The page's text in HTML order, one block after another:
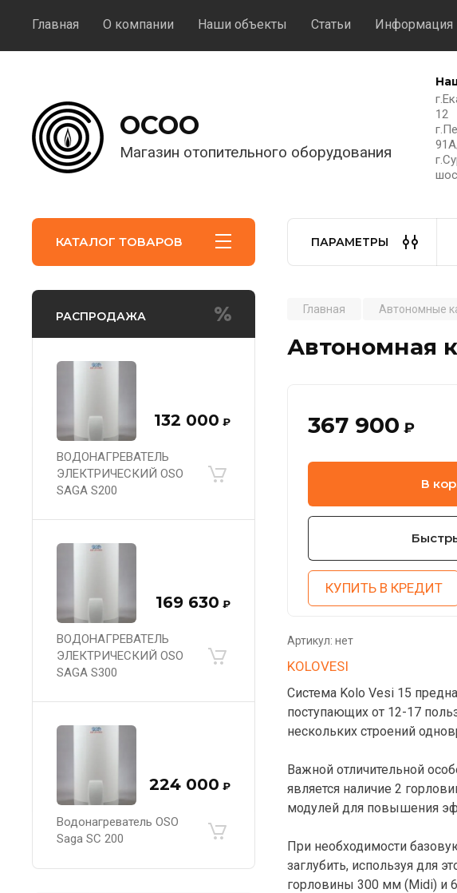
Главная О компании Наши объекты Статьи Информация
ОСОО
Магазин отопительного оборудования
12
КАТАЛОГ ТОВАРОВ ПАРАМЕТРЫ
РАСПРОДАЖА
132 000 ₽
ВОДОНАГРЕВАТЕЛЬ
ЭЛЕКТРИЧЕСКИЙ OSO
SAGA S200
169 630 ₽
ВОДОНАГРЕВАТЕЛЬ
ЭЛЕКТРИЧЕСКИЙ OSO
SAGA S300
224 000 ₽
Водонагреватель OSO
Saga SC 200
Главная Автономные
Автономная
367 900 ₽
В
КУПИТЬ В КРЕДИТ
Артикул: нет
KOLOVESI
Система Kolo Vesi 15
поступающих от 12-17
нескольких строений
Важной отличительной
является наличие 2
модулей для повышения
При необходимости
заглубить, используя для
горловины 300 мм (Midi) и